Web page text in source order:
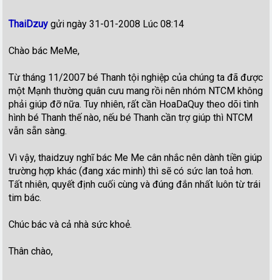
ThaiDzuygửi ngày 31-01-2008 Lúc 08:14
Chào bác MeMe,
Từ tháng 11/2007 bé Thanh tội nghiệp của chúng ta đã được
một Mạnh thường quân cưu mang rồi nên nhóm NTCM không
phải giúp đỡ nữa. Tuy nhiên, rất cần HoaDaQuy theo dõi tình
hình bé Thanh thế nào, nếu bé Thanh cần trợ giúp thì NTCM
vẫn sẵn sàng.
Vì vậy, thaidzuy nghĩ bác Me Me cân nhắc nên dành tiền giúp
trường hợp khác (đang xác minh) thì sẽ có sức lan toả hơn.
Tất nhiên, quyết định cuối cùng và đúng đắn nhất luôn từ trái
tim bác.
Chúc bác và cả nhà sức khoẻ.
Thân chào,